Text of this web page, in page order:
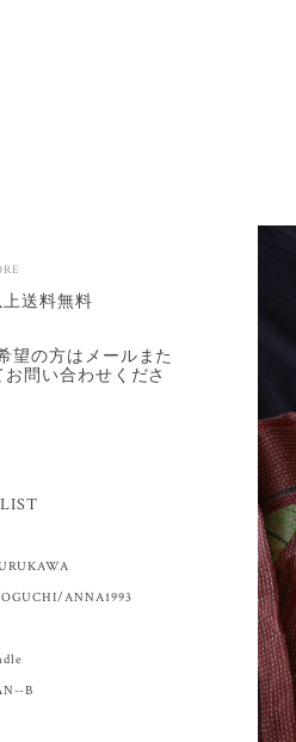
送料無料
望の方はメールまた
問い合わせくださ
ANNA1993
B